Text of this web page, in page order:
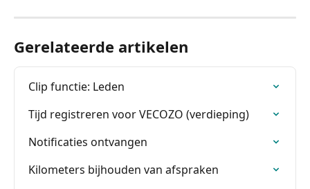
Gerelateerde artikelen
Clip functie: Leden
Tijd registreren voor VECOZO (verdieping)
Notificaties ontvangen
Kilometers bijhouden van afspraken